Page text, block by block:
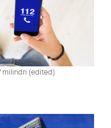
milindri (edited)